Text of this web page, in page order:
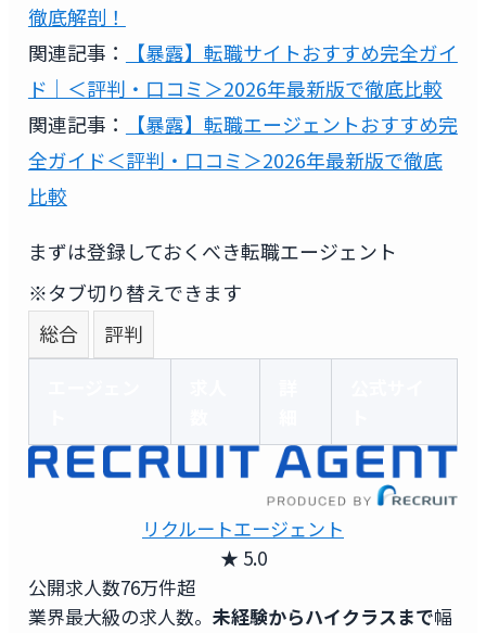
徹底解剖！
関連記事：
【暴露】転職サイトおすすめ完全ガイ
ド｜＜評判・口コミ＞2026年最新版で徹底比較
関連記事：
【暴露】転職エージェントおすすめ完
全ガイド＜評判・口コミ＞2026年最新版で徹底
比較
まずは登録しておくべき転職エージェント
※タブ切り替えできます
総合
評判
リクルートエージェント
★ 5.0
公開求人数76万件超
業界最大級の求人数。 未経験からハイクラスまで幅